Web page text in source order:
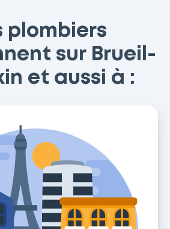
plombiers
sur Brueil-
et aussi à :